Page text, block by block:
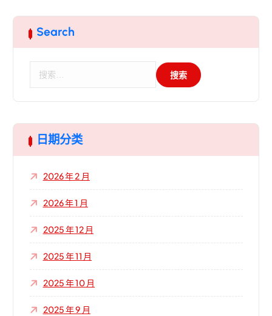
Search
日期分类
2026 年 2 月
2026 年 1 月
2025 年 12 月
2025 年 11 月
2025 年 10 月
2025 年 9 月